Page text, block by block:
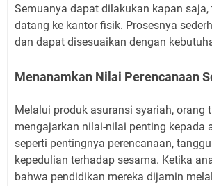
Semuanya dapat dilakukan kapan saja,
datang ke kantor fisik. Prosesnya
dan dapat disesuaikan dengan
Menanamkan Nilai Perencanaan
Melalui produk asuransi syariah, orang
mengajarkan nilai-nilai penting kepada
seperti pentingnya perencanaan,
kepedulian terhadap sesama. Ketika
bahwa pendidikan mereka dijamin